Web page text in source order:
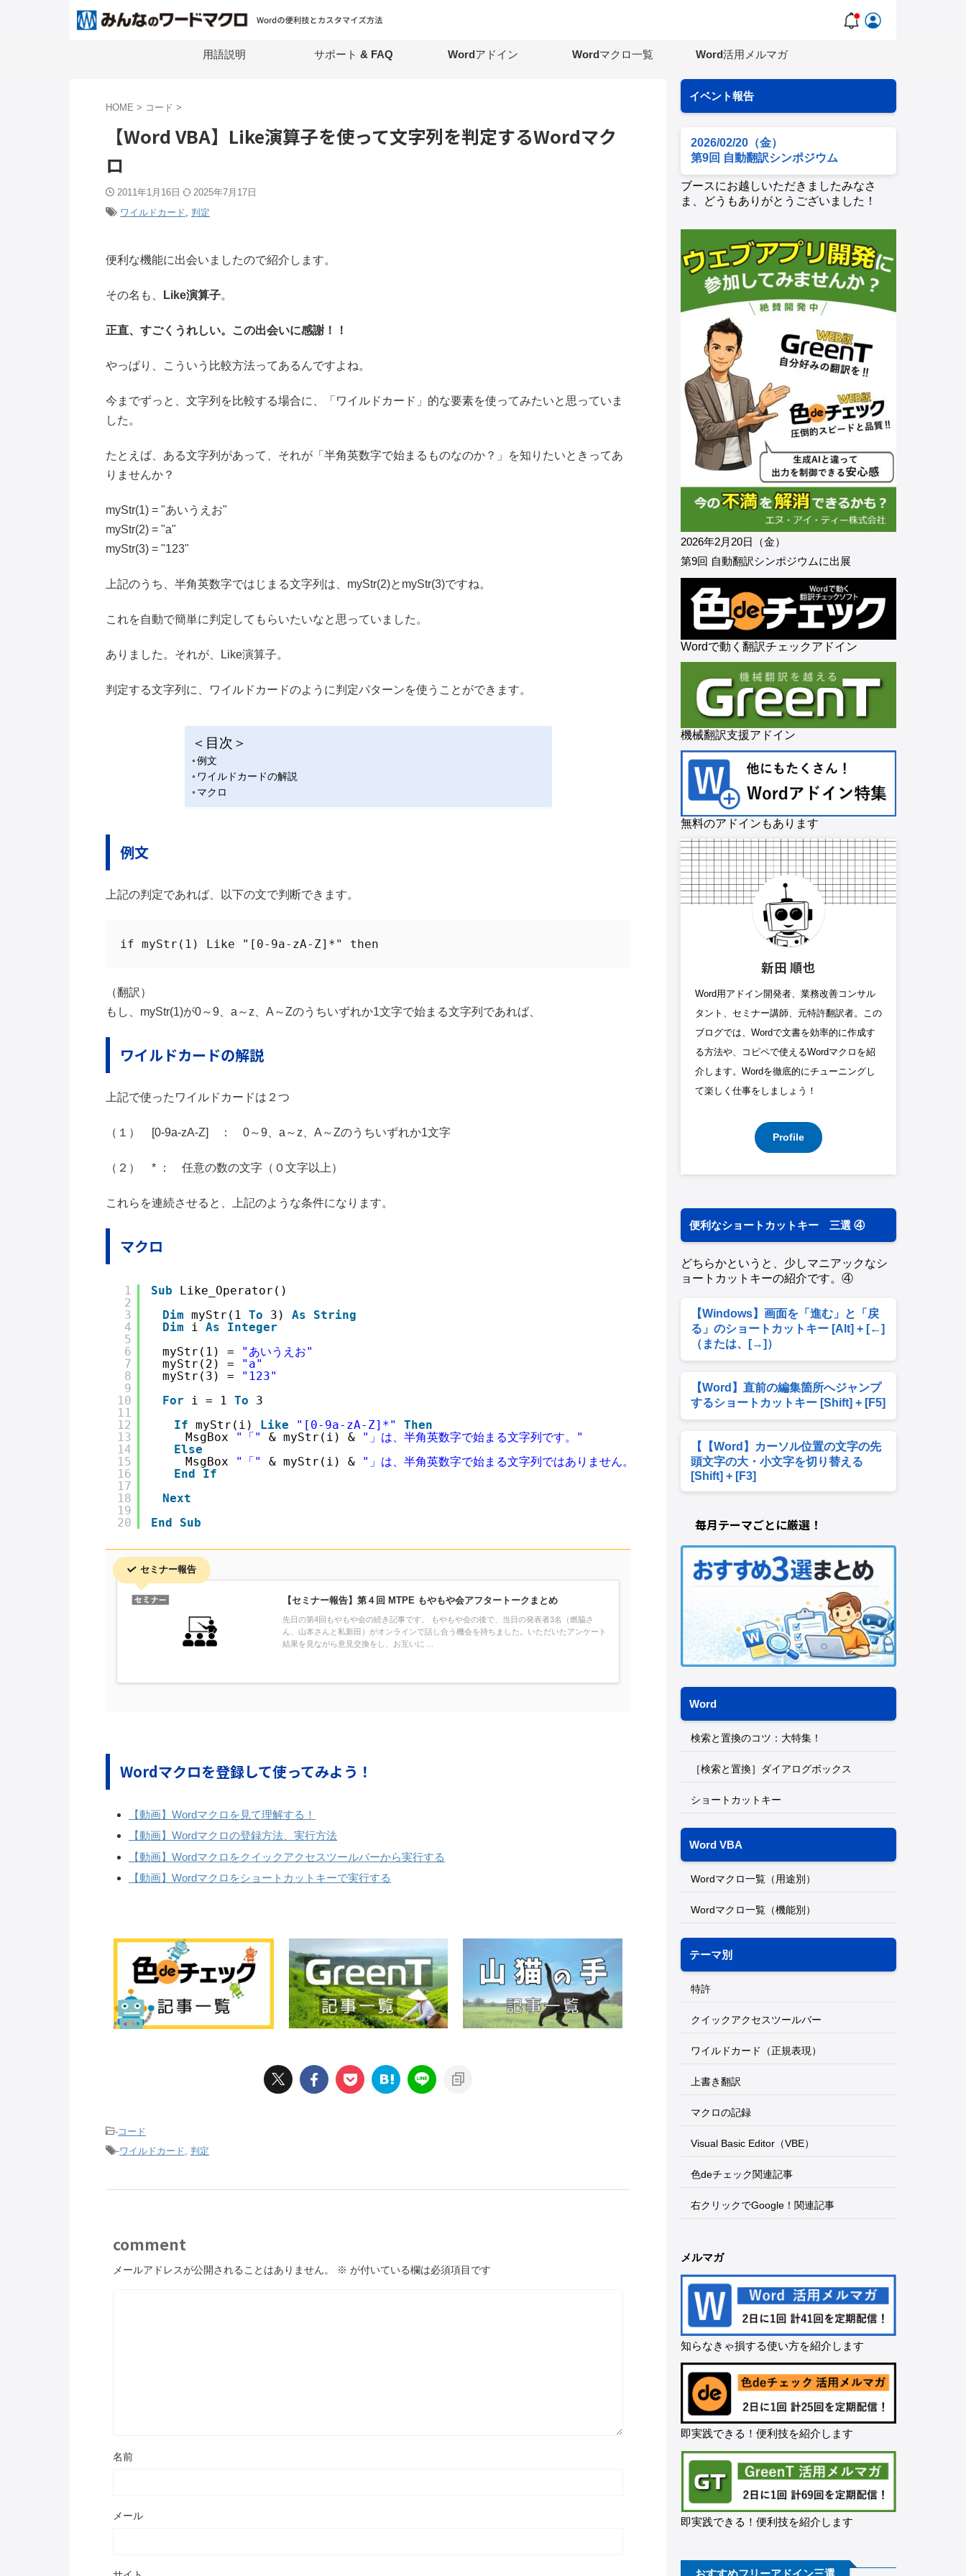
用語説明 サポート & FAQ Wordアドイン Wordマクロ一覧 Word活用メルマガ
HOME > コード >
【Word VBA】Like演算子を使って文字列を判定するWordマク
ロ
2011年1月16日
2025年7月17日
ワイルドカード, 判定
便利な機能に出会いましたので紹介します。
その名も、 Like演算子。
正直、 すごくうれしい。この出会いに感謝！！
やっぱり、こういう比較方法ってあるんですよね。
今までずっと、文字列を比較する場合に、「ワイルドカード」的な要素を使ってみたいと思っていま
した。
たとえば、ある文字列があって、それが「半角英数字で始まるものなのか？」を知りたいときってあ
りませんか？
myStr(1) = "あいうえお"
myStr(2) = "a"
myStr(3) = "123"
上記のうち、半角英数字ではじまる文字列は、myStr(2)とmyStr(3)ですね。
これを自動で簡単に判定してもらいたいなと思っていました。
ありました。それが、Like演算子。
判定する文字列に、ワイルドカードのように判定パターンを使うことができます。
＜目次＞
例文
ワイルドカードの解説
マクロ
例文
上記の判定であれば、以下の文で判断できます。
if myStr(1) Like "[0-9a-zA-Z]*" then
（翻訳）
もし、myStr(1)が0～9、a～z、A～Zのうちいずれか1文字で始まる文字列であれば、
ワイルドカードの解説
上記で使ったワイルドカードは２つ
（１） [0-9a-zA-Z] ： 0～9、a～z、A～Zのうちいずれか1文字
（２） * ： 任意の数の文字（０文字以上）
これらを連続させると、上記のような条件になります。
マクロ
1
2
3
4
5
6
7
8
9
10
11
12
13
14
15
16
17
18
19
20
Sub
Like_Operator()
Dim myStr(1 To 3) As
String
Dim
i As
Integer
myStr(1) =
"あいうえお"
myStr(2) =
"a"
myStr(3) =
"123"
For
i = 1 To
3
If myStr(i) Like "[0-9a-zA-Z]*"
Then
MsgBox
"「" & myStr(i) &
"」は、半角英数字で始まる文字列です。"
Else
MsgBox
"「" & myStr(i) &
"」は、半角英数字で始まる文字列ではありません。"
End
If
Next
End
Sub
セミナー報告
【セミナー報告】第４回 MTPE もやもや会アフタートークまとめ
先日の第4回もやもや会の続き記事です。 もやもや会の後で、当日の発表者3名（燃脇さ
ん、山本さんと私新田）がオンラインで話し合う機会を持ちました。いただいたアンケート
結果を見ながら意見交換をし、お互いに ...
Wordマクロを登録して使ってみよう！
【動画】Wordマクロを見て理解する！
【動画】Wordマクロの登録方法、実行方法
【動画】Wordマクロをクイックアクセスツールバーから実行する
【動画】Wordマクロをショートカットキーで実行する
-コード
-ワイルドカード 判定
comment
メールアドレスが公開されることはありません。 ※ が付いている欄は必須項目です
名前
メール
イベント報告
2026/02/20（金）
第9回 自動翻訳シンポジウム
ブースにお越しいただきましたみなさ
ま、どうもありがとうございました！
2026年2月20日（金）
第9回 自動翻訳シンポジウムに出展
Wordで動く翻訳チェックアドイン
機械翻訳支援アドイン
無料のアドインもあります
新田 順也
Word用アドイン開発者、業務改善コンサル
タント、セミナー講師、元特許翻訳者。この
ブログでは、Wordで文書を効率的に作成す
る方法や、コピペで使えるWordマクロを紹
介します。Wordを徹底的にチューニングし
て楽しく仕事をしましょう！
Profile
便利なショートカットキー 三選 ④
どちらかというと、少しマニアックなシ
ョートカットキーの紹介です。④
【Windows】画面を「進む」と「戻
る」のショートカットキー [Alt] + [←]
（または、[→]）
【Word】直前の編集箇所へジャンプ
するショートカットキー [Shift] + [F5]
【【Word】カーソル位置の文字の先
頭文字の大・小文字を切り替える
[Shift] + [F3]
毎月テーマごとに厳選！
Word
検索と置換のコツ：大特集！
［検索と置換］ダイアログボックス
ショートカットキー
Word VBA
Wordマクロ一覧（用途別）
Wordマクロ一覧（機能別）
テーマ別
特許
クイックアクセスツールバー
ワイルドカード（正規表現）
上書き翻訳
マクロの記録
Visual Basic Editor（VBE）
色deチェック関連記事
右クリックでGoogle！関連記事
メルマガ
知らなきゃ損する使い方を紹介します
即実践できる！便利技を紹介します
即実践できる！便利技を紹介します
おすすめフリーアドイン三選